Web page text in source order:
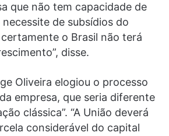
que não tem capacidade de
de subsídios do
o Brasil não terá
disse.
Oliveira elogiou o processo
empresa, que seria diferente
clássica”. “A União deverá
considerável do capital